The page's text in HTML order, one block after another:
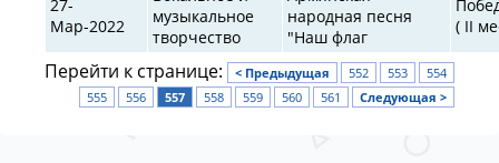
27-
Мар-2022
музыкальное
творчество
народная песня
"Наш флаг
( II
Перейти к странице: < Предыдущая 552 553
554
555
556 557 558 559 560 561 Следующая >